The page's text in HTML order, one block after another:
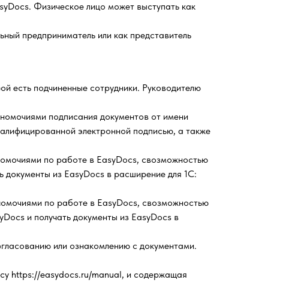
Физическое лицо может выступать как
предприниматель или как представитель
есть подчиненные сотрудники. Руководителю
подписания документов от имени
электронной подписью, а также
по работе в EasyDocs, cвозможностью
документы из EasyDocs в расширение для 1С:
по работе в EasyDocs, cвозможностью
и получать документы из EasyDocs в
или ознакомлению с документами.
https://easydocs.ru/manual, и содержащая